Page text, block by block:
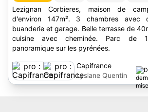
Lezignan Corbieres, maison de
d'environ 147m². 3 chambres avec
buanderie et garage. Belle terrasse de
cuisine avec cheminée. Parc de
panoramique sur les pyrénées.
Capifrance
Lysiane Quentin